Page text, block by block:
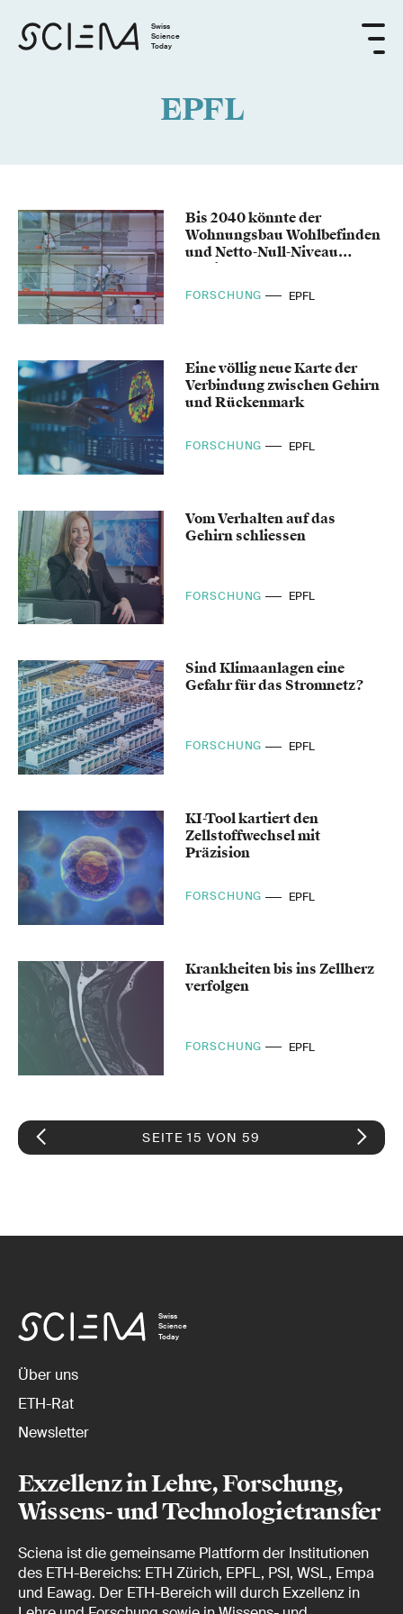
Swiss
Science
Today
EPFL
Bis 2040 könnte der
Wohnungsbau Wohlbefinden
und Netto-Null-Niveau
FORSCHUNG EPFL
Eine völlig neue Karte der
Verbindung zwischen Gehirn
und Rückenmark
FORSCHUNG EPFL
Vom Verhalten auf das
Gehirn schliessen
FORSCHUNG EPFL
Sind Klimaanlagen eine
Gefahr für das Stromnetz?
FORSCHUNG EPFL
KI-Tool kartiert den
Zellstoffwechsel mit
Präzision
FORSCHUNG EPFL
Krankheiten bis ins Zellherz
verfolgen
FORSCHUNG EPFL
SEITE 15 VON 59
Swiss
Science
Today
Über uns
ETH-Rat
Newsletter
Exzellenz in Lehre, Forschung,
Wissens- und Technologietransfer
Sciena ist die gemeinsame Plattform der Institutionen
des ETH-Bereichs: ETH Zürich, EPFL, PSI, WSL, Empa
und Eawag. Der ETH-Bereich will durch Exzellenz in